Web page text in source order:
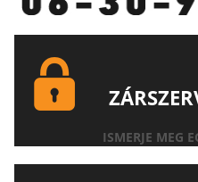
ISMERJE MEG